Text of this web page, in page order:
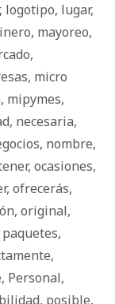
, logotipo, lugar,
, mayoreo,
,
, micro
, mipymes,
, necesaria,
, nombre,
, ocasiones,
, ofrecerás,
, original,
paquetes,
,
, Personal,
, posible,